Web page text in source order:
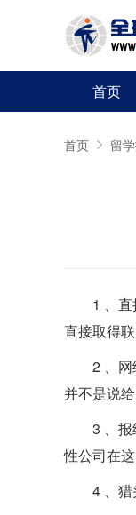
首页
首页 留
1 、
直接取得
2 、
并不是说
3 、
性公司在
4 、